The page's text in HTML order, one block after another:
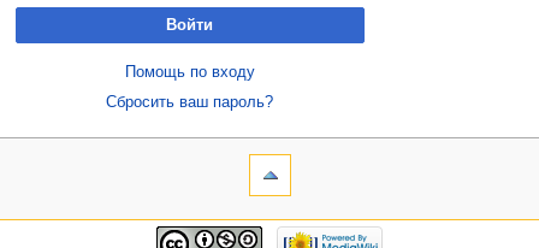
Войти
Помощь по входу
Сбросить ваш пароль?